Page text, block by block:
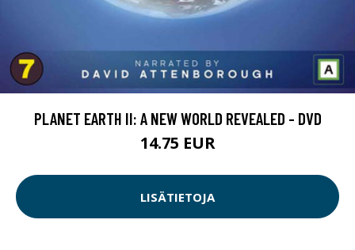
PLANET EARTH II: A NEW WORLD REVEALED - DVD
14.75 EUR
LISÄTIETOJA